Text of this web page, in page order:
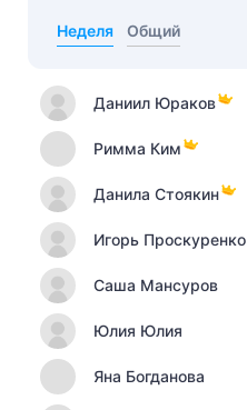
Неделя Общий
Даниил Юраков
Римма Ким
Данила Стоякин
Игорь Проскуренко
Саша Мансуров
Юлия Юлия
Яна Богданова